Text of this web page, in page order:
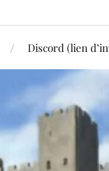
Discord (lien